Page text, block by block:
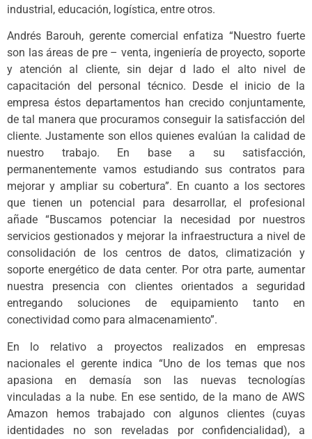
industrial, educación, logística, entre otros.
Andrés Barouh, gerente comercial enfatiza “Nuestro fuerte
son las áreas de pre – venta, ingeniería de proyecto, soporte
y atención al cliente, sin dejar d lado el alto nivel de
capacitación del personal técnico. Desde el inicio de la
empresa éstos departamentos han crecido conjuntamente,
de tal manera que procuramos conseguir la satisfacción del
cliente. Justamente son ellos quienes evalúan la calidad de
nuestro trabajo. En base a su satisfacción,
permanentemente vamos estudiando sus contratos para
mejorar y ampliar su cobertura”. En cuanto a los sectores
que tienen un potencial para desarrollar, el profesional
añade “Buscamos potenciar la necesidad por nuestros
servicios gestionados y mejorar la infraestructura a nivel de
consolidación de los centros de datos, climatización y
soporte energético de data center. Por otra parte, aumentar
nuestra presencia con clientes orientados a seguridad
entregando soluciones de equipamiento tanto en
conectividad como para almacenamiento”.
En lo relativo a proyectos realizados en empresas
nacionales el gerente indica “Uno de los temas que nos
apasiona en demasía son las nuevas tecnologías
vinculadas a la nube. En ese sentido, de la mano de AWS
Amazon hemos trabajado con algunos clientes (cuyas
identidades no son reveladas por confidencialidad), a